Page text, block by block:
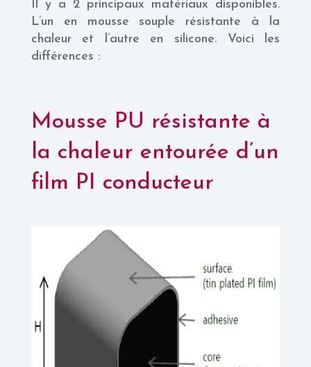
Il y a 2 principaux matériaux disponibles.
L’un en mousse souple résistante à la
chaleur et l’autre en silicone. Voici les
différences :
Mousse PU résistante à
la chaleur entourée d’un
film PI conducteur